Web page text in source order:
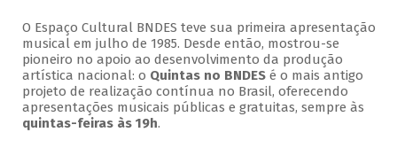
O Espaço Cultural BNDES teve sua primeira apresentação
musical em julho de 1985. Desde então, mostrou-se
pioneiro no apoio ao desenvolvimento da produção
artística nacional: o Quintas no BNDESé o mais antigo
projeto de realização contínua no Brasil, oferecendo
apresentações musicais públicas e gratuitas, sempre às
quintas-feiras às 19h.